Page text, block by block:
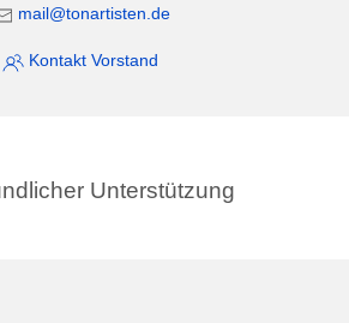
mail@tonartisten.de
Kontakt Vorstand
Unterstützung